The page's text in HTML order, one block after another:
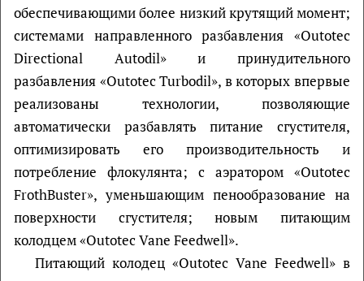
обеспечивающими более низкий крутящий момент;
системами направленного разбавления «Outotec
Directional Autodil» и принудительного
разбавления «Outotec Turbodil», в которых впервые
реализованы технологии, позволяющие
автоматически разбавлять питание сгустителя,
оптимизировать его производительность и
потребление флокулянта; с аэратором «Outotec
FrothBuster», уменьшающим пенообразование на
поверхности сгустителя; новым питающим
колодцем «Outotec Vane Feedwell».
Питающий колодец «Outotec Vane Feedwell» в